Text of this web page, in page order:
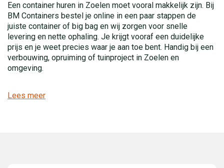
Een container huren in Zoelen moet vooral makkelijk zijn. Bij
BM Containers bestel je online in een paar stappen de
juiste container of big bag en wij zorgen voor snelle
levering en nette ophaling. Je krijgt vooraf een duidelijke
prijs en je weet precies waar je aan toe bent. Handig bij een
verbouwing, opruiming of tuinproject in Zoelen en
omgeving.
Lees meer